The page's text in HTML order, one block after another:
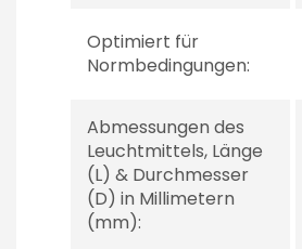
Optimiert für
Normbedingungen:
Abmessungen des
Leuchtmittels, Länge
(L) & Durchmesser
(D) in Millimetern
(mm):